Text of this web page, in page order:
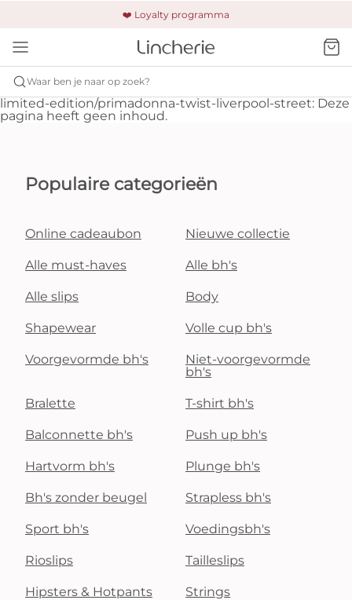
❤️ Loyalty programma
🚚 Gratis verzending & retour
🔒 Altijd veilig betalen
Waar ben je naar op zoek?
limited-edition/primadonna-twist-liverpool-street: Deze
pagina heeft geen inhoud.
Populaire categorieën
Online cadeaubon Nieuwe collectie
Alle must-haves Alle bh's
Alle slips Body
Shapewear Volle cup bh's
Voorgevormde bh's
Niet-voorgevormde
bh's
Bralette T-shirt bh's
Balconnette bh's Push up bh's
Hartvorm bh's Plunge bh's
Bh's zonder beugel Strapless bh's
Sport bh's Voedingsbh's
Rioslips Tailleslips
Hipsters & Hotpants Strings